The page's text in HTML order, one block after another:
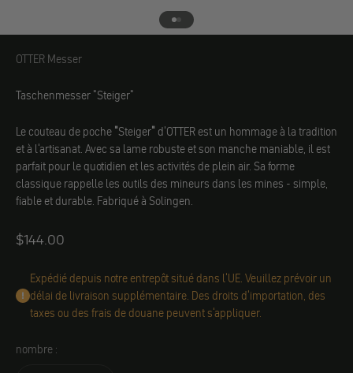
Aller à l'élément 1
Aller à l'élément 2
OTTER Messer
OTTER Messer
Taschenmesser "Steiger"
Le couteau de poche "Steiger" d'OTTER est un hommage à la tradition
et à l'artisanat. Avec sa lame robuste et son manche maniable, il est
parfait pour le quotidien et les activités de plein air. Sa forme
classique rappelle les outils des mineurs dans les mines - simple,
fiable et durable. Fabriqué à Solingen.
Angebot
$144.00
Expédié depuis notre entrepôt situé dans l'UE. Veuillez prévoir un
délai de livraison supplémentaire. Des droits d'importation, des
taxes ou des frais de douane peuvent s'appliquer.
nombre :